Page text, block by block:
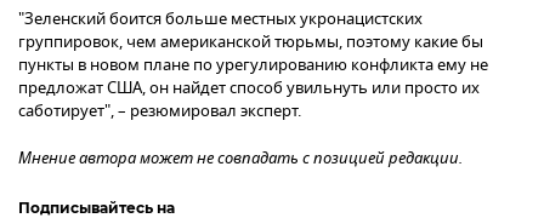
"Зеленский боится больше местных укронацистских
группировок, чем американской тюрьмы, поэтому какие бы
пункты в новом плане по урегулированию конфликта ему не
предложат США, он найдет способ увильнуть или просто их
саботирует", – резюмировал эксперт.
Мнение автора может не совпадать с позицией редакции.
Подписывайтесь на